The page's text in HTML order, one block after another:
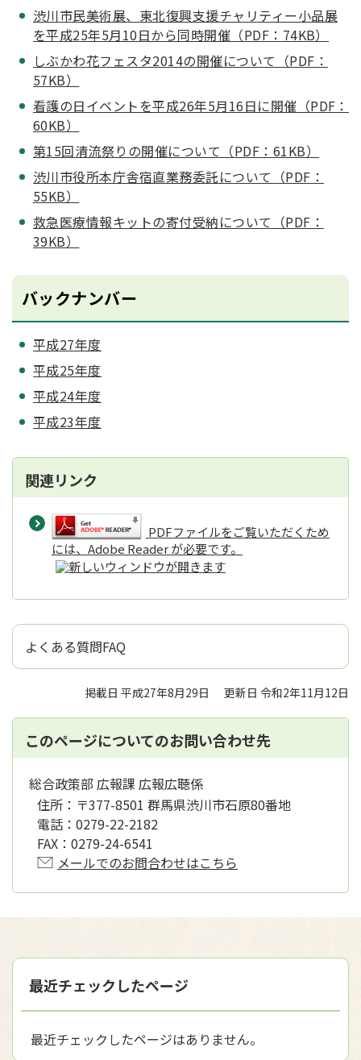
渋川市民美術展、東北復興支援チャリティー小品展
を平成25年5月10日から同時開催（PDF：74KB）
しぶかわ花フェスタ2014の開催について（PDF：
57KB）
看護の日イベントを平成26年5月16日に開催（PDF：
60KB）
第15回清流祭りの開催について（PDF：61KB）
渋川市役所本庁舎宿直業務委託について（PDF：
55KB）
救急医療情報キットの寄付受納について（PDF：
39KB）
バックナンバー
平成27年度
平成25年度
平成24年度
平成23年度
関連リンク
PDFファイルをご覧いただくため
には、Adobe Reader が必要です。
よくある質問FAQ
掲載日 平成27年8月29日 更新日 令和2年11月12日
このページについてのお問い合わせ先
総合政策部 広報課 広報広聴係
住所： 〒377-8501 群馬県渋川市石原80番地
電話： 0279-22-2182
FAX： 0279-24-6541
メールでのお問合わせはこちら
最近チェックしたページ
最近チェックしたページはありません。